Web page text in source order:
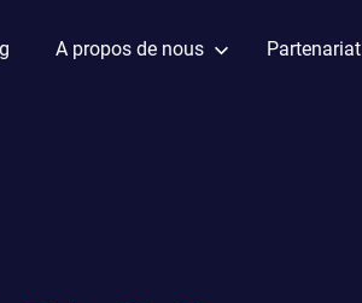
A propos de nous Partenariat